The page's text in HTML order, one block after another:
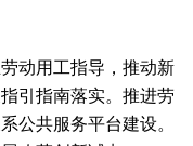
动用工指导，推动新
引指南落实。推进劳
公共服务平台建设。